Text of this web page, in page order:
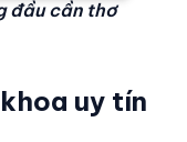
đầu cần thơ
uy tín